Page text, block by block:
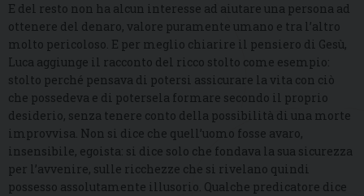
E del resto non ha alcun interesse ad aiutare una persona ad
ottenere del denaro, valore puramente umano e tra l’altro
molto pericoloso. E per meglio chiarire il pensiero di Gesù,
Luca aggiunge il racconto del ricco stolto come esempio:
stolto perché pensava di potersi assicurare la vita con ciò
che possedeva e di potersela formare secondo il proprio
desiderio, senza tenere conto della possibilità di una morte
improvvisa. Non si dice che quell’uomo fosse avaro,
insensibile, egoista: si dice solo che fondava la sua sicurezza
per l’avvenire, sulle ricchezze che si rivelano quindi
possesso assolutamente illusorio. Qualche predicatore dice